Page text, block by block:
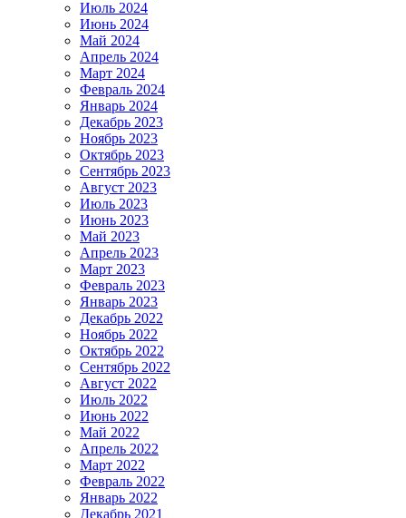
Июль 2024
Июнь 2024
Май 2024
Апрель 2024
Март 2024
Февраль 2024
Январь 2024
Декабрь 2023
Ноябрь 2023
Октябрь 2023
Сентябрь 2023
Август 2023
Июль 2023
Июнь 2023
Май 2023
Апрель 2023
Март 2023
Февраль 2023
Январь 2023
Декабрь 2022
Ноябрь 2022
Октябрь 2022
Сентябрь 2022
Август 2022
Июль 2022
Июнь 2022
Май 2022
Апрель 2022
Март 2022
Февраль 2022
Январь 2022
Декабрь 2021